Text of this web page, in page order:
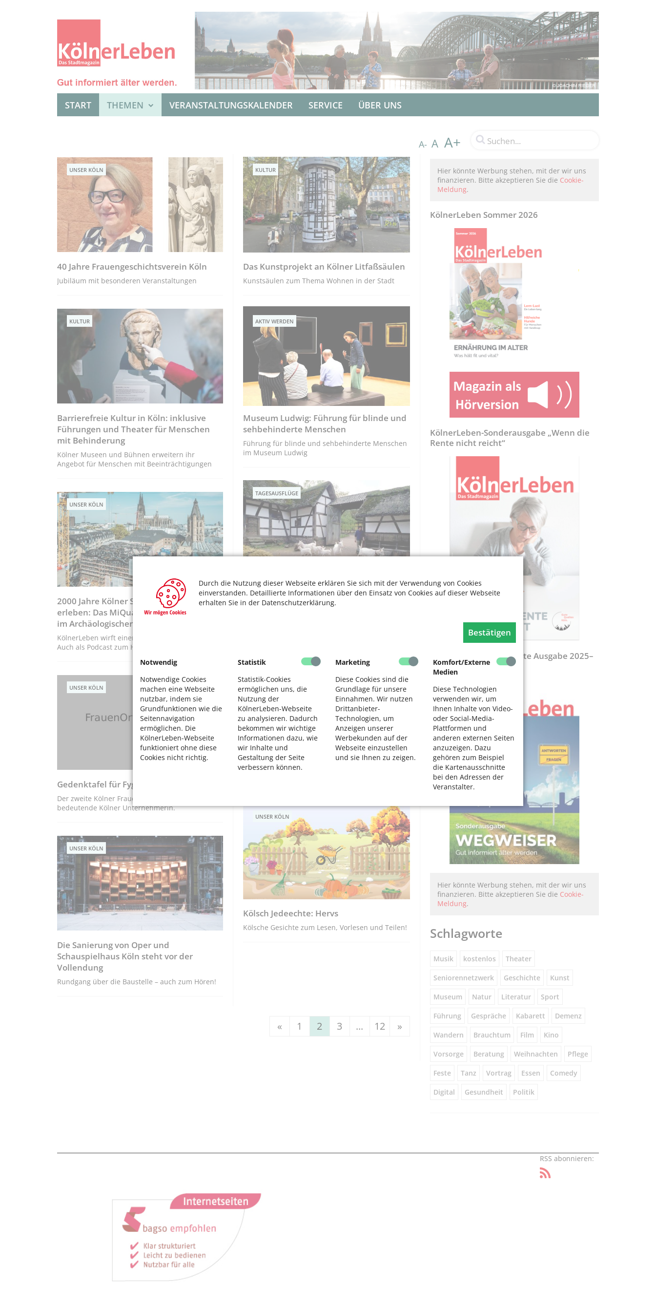
Durch die Nutzung dieser Webseite erklären Sie sich mit der Verwendung von Cookies
einverstanden. Detaillierte Informationen über den Einsatz von Cookies auf dieser Webseite
erhalten Sie in der Datenschutzerklärung.
Bestätigen
Notwendig
Notwendige Cookies
machen eine Webseite
nutzbar, indem sie
Grundfunktionen wie die
Seitennavigation
ermöglichen. Die
KölnerLeben-Webseite
funktioniert ohne diese
Cookies nicht richtig.
Statistik
Statistik-Cookies
ermöglichen uns, die
Nutzung der
KölnerLeben-Webseite
zu analysieren. Dadurch
bekommen wir wichtige
Informationen dazu, wie
wir Inhalte und
Gestaltung der Seite
verbessern können.
Marketing
Diese Cookies sind die
Grundlage für unsere
Einnahmen. Wir nutzen
Drittanbieter-
Technologien, um
Anzeigen unserer
Werbekunden auf der
Webseite einzustellen
und sie Ihnen zu zeigen.
Komfort/Externe
Medien
Diese Technologien
verwenden wir, um
Ihnen Inhalte von Video-
oder Social-Media-
Plattformen und
anderen externen Seiten
anzuzeigen. Dazu
gehören zum Beispiel
die Kartenausschnitte
bei den Adressen der
Veranstalter.
START THEMEN VERANSTALTUNGSKALENDER SERVICE ÜBER UNS
A- A A+
UNSER KÖLN
40 Jahre Frauengeschichtsverein Köln
Jubiläum mit besonderen Veranstaltungen
KULTUR
Barrierefreie Kultur in Köln: inklusive
Führungen und Theater für Menschen
mit Behinderung
Kölner Museen und Bühnen erweitern ihr
Angebot für Menschen mit Beeinträchtigungen
UNSER KÖLN
2000 Jahre Kölner Stadtgeschichte
erleben: Das MiQua – Jüdisches Museum
im Archäologischen Quartier Köln
KölnerLeben wirft einen Blick über den Bauzaun.
Auch als Podcast zum Hören!
UNSER KÖLN
Gedenktafel für Fygen Lutzenkirchen
Der zweite Kölner FrauenOrt erinnert an eine
bedeutende Kölner Unternehmerin.
UNSER KÖLN
Die Sanierung von Oper und
Schauspielhaus Köln steht vor der
Vollendung
Rundgang über die Baustelle – auch zum Hören!
KULTUR
Das Kunstprojekt an Kölner Litfaßsäulen
Kunstsäulen zum Thema Wohnen in der Stadt
AKTIV WERDEN
Museum Ludwig: Führung für blinde und
sehbehinderte Menschen
Führung für blinde und sehbehinderte Menschen
im Museum Ludwig
TAGESAUSFLÜGE
Die Geschichte des Rheinlands im
Freilichtmuseum Kommern
UNSER KÖLN
Die alte Kölner Oper
UNSER KÖLN
Kölsch Jedeechte: Hervs
Kölsche Gesichte zum Lesen, Vorlesen und Teilen!
« 1 2 3 ... 12 »
Hier könnte Werbung stehen, mit der wir uns
finanzieren. Bitte akzeptieren Sie die Cookie-
Meldung.
KölnerLeben Sommer 2026
KölnerLeben-Sonderausgabe „Wenn die
Rente nicht reicht“
Wegweiser - Aktualisierte Ausgabe 2025–
2027
Hier könnte Werbung stehen, mit der wir uns
finanzieren. Bitte akzeptieren Sie die Cookie-
Meldung.
Schlagworte
Musik kostenlos Theater
Seniorennetzwerk Geschichte Kunst
Museum Natur Literatur Sport
Führung Gespräche Kabarett Demenz
Wandern Brauchtum Film Kino
Vorsorge Beratung Weihnachten Pflege
Feste Tanz Vortrag Essen Comedy
Digital Gesundheit Politik
RSS abonnieren: